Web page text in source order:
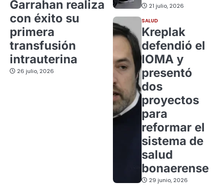
Garrahan realiza
con éxito su
primera
transfusión
intrauterina
26 julio, 2026
21 julio, 2026
SALUD
Kreplak
defendió el
IOMA y
presentó
dos
proyectos
para
reformar el
sistema de
salud
bonaerense
29 junio, 2026